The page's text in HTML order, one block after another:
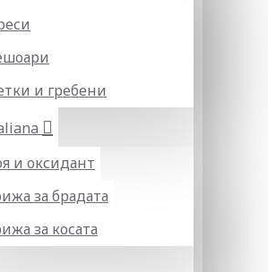
и гребени
и оксидант
за брадата
за косата